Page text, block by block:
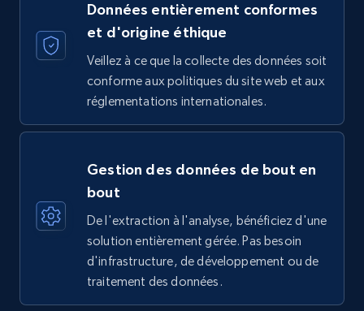
Données entièrement conformes
et d'origine éthique
Veillez à ce que la collecte des données soit
conforme aux politiques du site web et aux
réglementations internationales.
Gestion des données de bout en
bout
De l'extraction à l'analyse, bénéficiez d'une
solution entièrement gérée. Pas besoin
d'infrastructure, de développement ou de
traitement des données.